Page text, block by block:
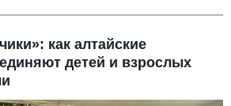
как алтайские
детей и взрослых